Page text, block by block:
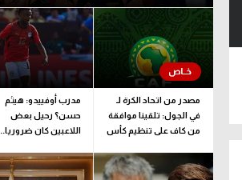
تحليل في الجول
حكايات في الجول
كويز في الجول
فيديو في الجول
مصدر من اتحاد الكرة لـ
في الجول: تلقينا موافقة
من كاف على تنظيم كأس
مدرب أوفييدو: هيثم
حسن؟ رحيل بعض
اللاعبين كان ضروريا..
بالاعتبار